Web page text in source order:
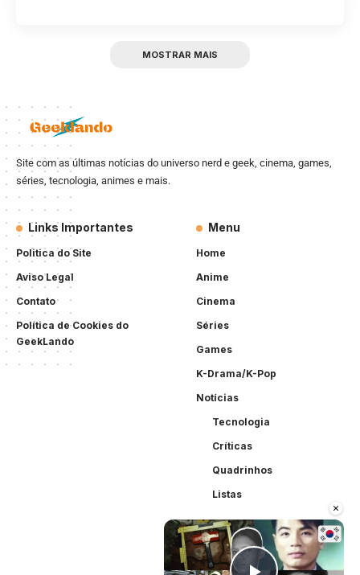
×
MOSTRAR MAIS
Site com as últimas notícias do universo nerd e geek, cinema, games,
séries, tecnologia, animes e mais.
Links Importantes
Politica do Site
Aviso Legal
Contato
Política de Cookies do
GeekLando
Menu
Home
Anime
Cinema
Séries
Games
K-Drama/K-Pop
Notícias
Tecnologia
Críticas
Quadrinhos
Listas